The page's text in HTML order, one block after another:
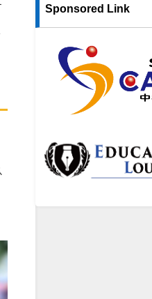
Sponsored Link